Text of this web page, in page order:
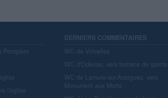
Pompiers
l'église
DERNIERS COMMENTAIRES
WC de Viricelles
WC d'Odenas, vers terrains de sports
WC de Lamure-sur-Azergues, vers
Monument aux Morts